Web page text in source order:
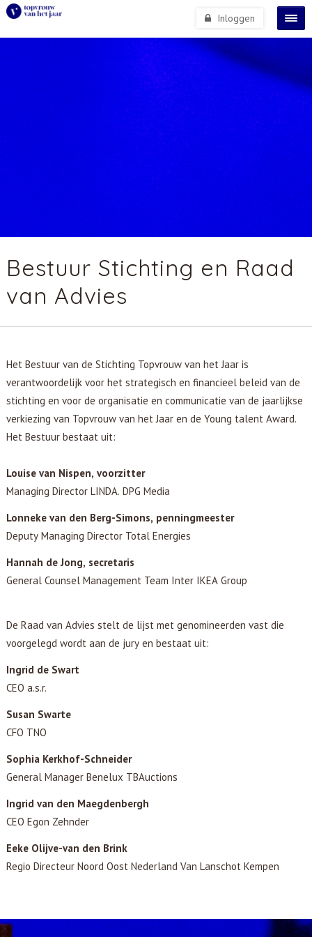
Inloggen
Bestuur Stichting en Raad
van Advies
Het Bestuur van de Stichting Topvrouw van het Jaar is
verantwoordelijk voor het strategisch en financieel beleid van de
stichting en voor de organisatie en communicatie van de jaarlijkse
verkiezing van Topvrouw van het Jaar en de Young talent Award.
Het Bestuur bestaat uit:
Louise van Nispen, voorzitter
Managing Director LINDA. DPG Media
Lonneke van den Berg-Simons, penningmeester
Deputy Managing Director Total Energies
Hannah de Jong, secretaris
General Counsel Management Team Inter IKEA Group
De Raad van Advies stelt de lijst met genomineerden vast die
voorgelegd wordt aan de jury en bestaat uit:
Ingrid de Swart
CEO a.s.r.
Susan Swarte
CFO TNO
Sophia Kerkhof-Schneider
General Manager Benelux TBAuctions
Ingrid van den Maegdenbergh
CEO Egon Zehnder
Eeke Olijve-van den Brink
Regio Directeur Noord Oost Nederland Van Lanschot Kempen